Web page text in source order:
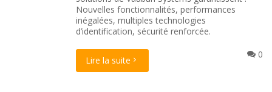
Nouvelles fonctionnalités, performances
inégalées, multiples technologies
d’identification, sécurité renforcée.
0
Lire la suite